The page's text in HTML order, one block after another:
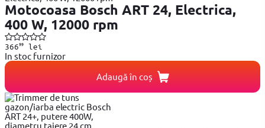
Motocoasa Bosch ART 24, Electrica,
400 W, 12000 rpm
36699lei
In stoc furnizor
Adaugă în coș